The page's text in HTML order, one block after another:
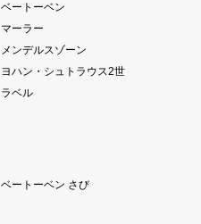
ベートーベン
マーラー
メンデルスゾーン
ヨハン・シュトラウス2世
ラベル
ベートーベン さび